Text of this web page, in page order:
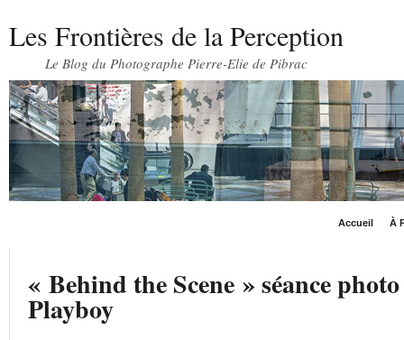
Les Frontières de la Perception
Le Blog du Photographe Pierre-Elie de Pibrac
Accueil À
« Behind the Scene » séance
Playboy